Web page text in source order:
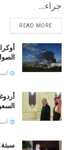
جراء...
READ MORE